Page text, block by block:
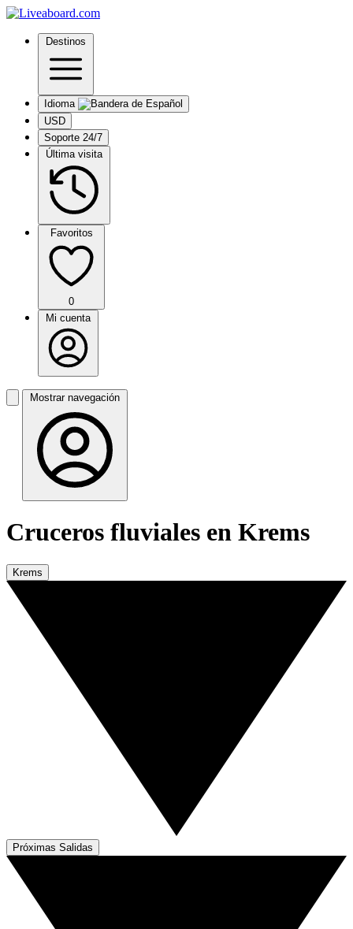
Destinos
Idioma
USD
Soporte 24/7
Última visita
Favoritos
0
Mi cuenta
Mostrar navegación
Cruceros fluviales en Krems
Krems
Próximas Salidas